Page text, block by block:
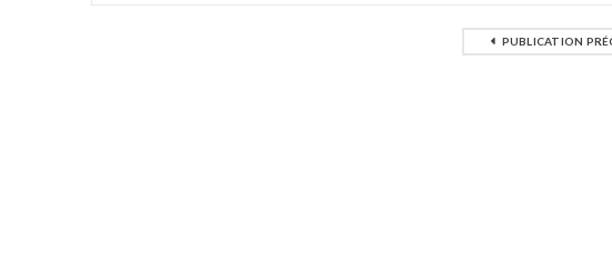
PUBLICATION